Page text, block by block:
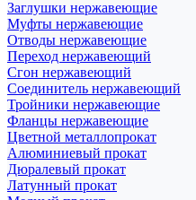
Заглушки нержавеющие
Муфты нержавеющие
Отводы нержавеющие
Переход нержавеющий
Сгон нержавеющий
Соединитель нержавеющий
Тройники нержавеющие
Фланцы нержавеющие
Цветной металлопрокат
Алюминиевый прокат
Дюралевый прокат
Латунный прокат